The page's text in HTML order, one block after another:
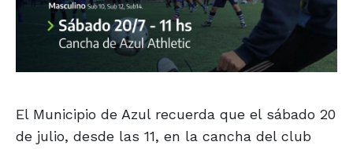
El Municipio de Azul recuerda que el sábado 20
de julio, desde las 11, en la cancha del club